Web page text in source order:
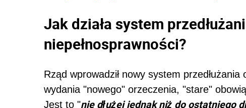
Jak działa system
niepełnosprawności?
Rząd wprowadził nowy system
wydania "nowego" orzeczenia, "stare"
Jest to "nie dłużej jednak niż do ostatniego